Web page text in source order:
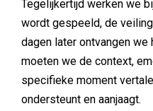
Tegelijkertijd werken we
wordt gespeeld, de
dagen later ontvangen
moeten we de context,
specifieke moment
ondersteunt en aanjaagt.